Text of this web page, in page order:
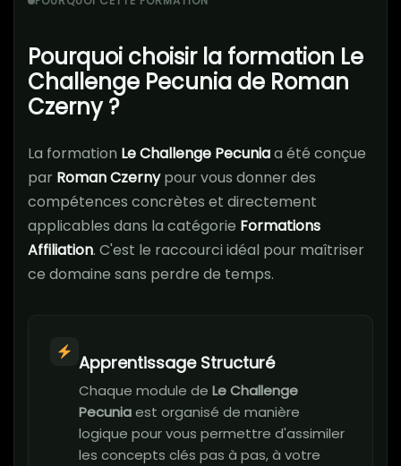
Pourquoi choisir la formation Le
Challenge Pecunia de Roman
Czerny ?
La formation Le Challenge Pecuniaa été conçue
par Roman Czernypour vous donner des
compétences concrètes et directement
applicables dans la catégorie Formations
Affiliation. C'est le raccourci idéal pour maîtriser
ce domaine sans perdre de temps.
Apprentissage Structuré
Chaque module de Le Challenge
Pecuniaest organisé de manière
logique pour vous permettre d'assimiler
les concepts clés pas à pas, à votre